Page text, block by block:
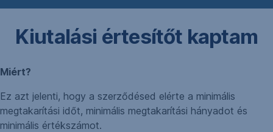
Kiutalási értesítőt kaptam
Miért?
Ez azt jelenti, hogy a szerződésed elérte a minimális
megtakarítási időt, minimális megtakarítási hányadot és
minimális értékszámot.